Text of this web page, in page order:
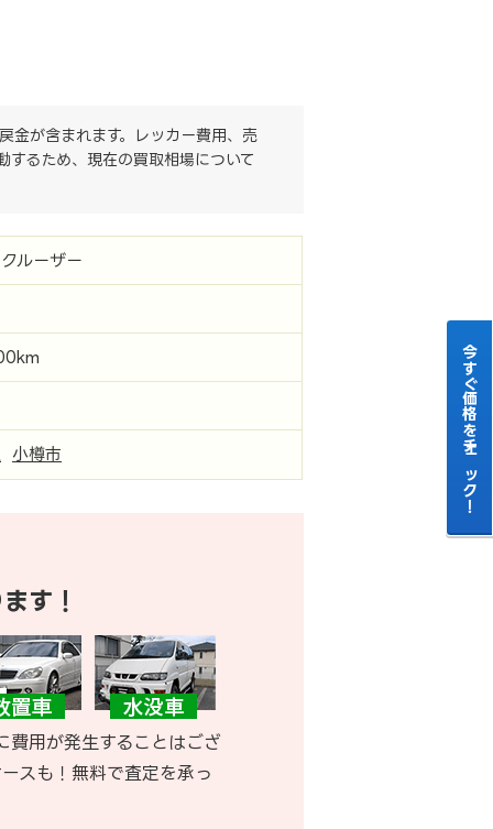
金が含まれます。レッカー費用、売
するため、現在の買取相場について
ルーザー
小樽市
す！
費用が発生することはござ
スも！無料で査定を承っ
今すぐ価格をチェック！